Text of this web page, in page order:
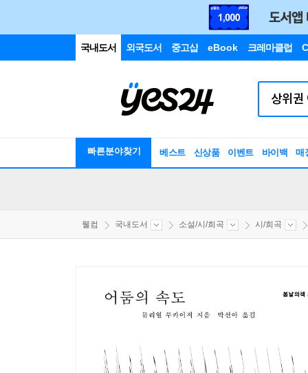
국내도서 외국도서 중고샵 eBook 크레마클럽
빠른분야찾기 베스트 신상품 이벤트 바이백 매
웰컴 국내도서 소설/시/희곡 시/희곡